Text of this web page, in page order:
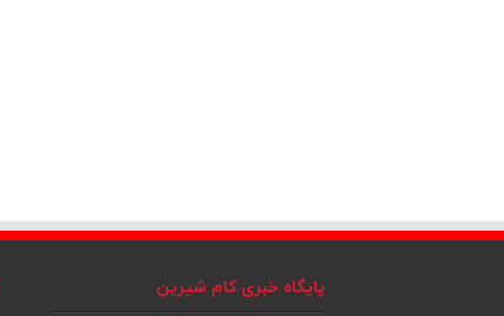
پایگاه خبری کام شیرین